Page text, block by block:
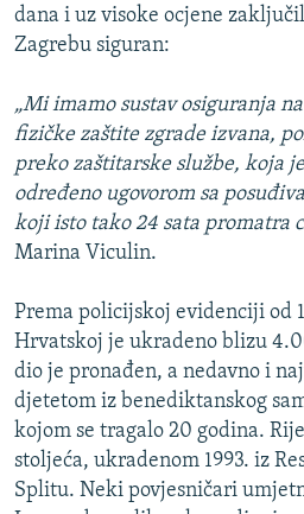
dana i uz visoke ocjene
Zagrebu siguran:
„Mi imamo sustav osiguranja
fizičke zaštite zgrade izvana,
preko zaštitarske službe, koja
određeno ugovorom sa
koji isto tako 24 sata promatra
Marina Viculin.
Prema policijskoj evidenciji od
Hrvatskoj je ukradeno blizu
dio je pronađen, a nedavno i
djetetom iz benediktanskog
kojom se tragalo 20 godina.
stoljeća, ukradenom 1993. iz
Splitu. Neki povjesničari